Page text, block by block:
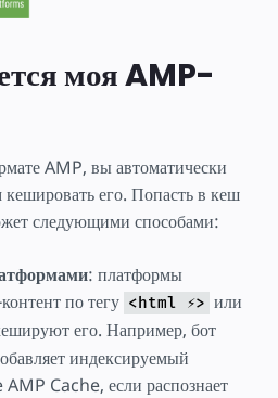
моя AMP-
AMP, вы автоматически
его. Попасть в кеш
следующими способами:
: платформы
по тегу <html ⚡> или
его. Например, бот
индексируемый
Cache, если распознает